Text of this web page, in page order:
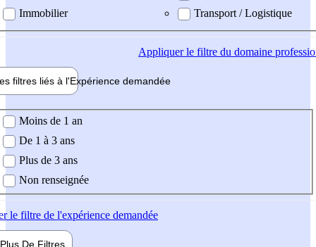
Immobilier
Transport / Logistique
Appliquerle filtre du domaine
filtres liés à l'Expérience demandée
demandée
Moins de 1 an
De 1 à 3 ans
Plus de 3 ans
Non renseignée
le filtre de l'expérience demandée
Plus De Filtres